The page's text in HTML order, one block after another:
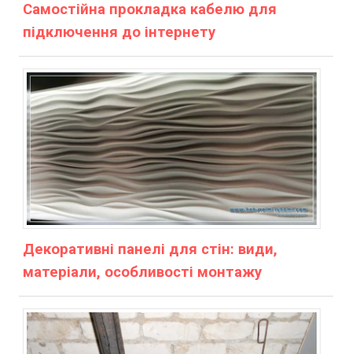
Самостійна прокладка кабелю для
підключення до інтернету
Декоративні панелі для стін: види,
матеріали, особливості монтажу